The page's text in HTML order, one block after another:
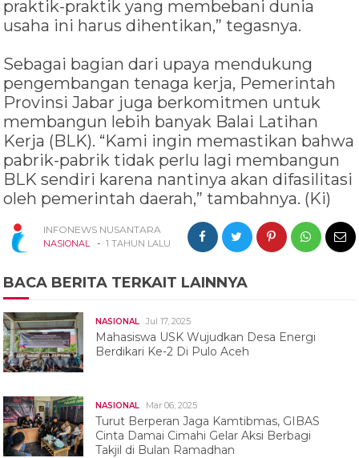
praktik-praktik yang membebani dunia
usaha ini harus dihentikan,” tegasnya.
Sebagai bagian dari upaya mendukung
pengembangan tenaga kerja, Pemerintah
Provinsi Jabar juga berkomitmen untuk
membangun lebih banyak Balai Latihan
Kerja (BLK). “Kami ingin memastikan bahwa
pabrik-pabrik tidak perlu lagi membangun
BLK sendiri karena nantinya akan difasilitasi
oleh pemerintah daerah,” tambahnya. (Ki)
INFONEWS NUSANTARA
NASIONAL - 1 TAHUN LALU
BACA BERITA TERKAIT LAINNYA
NASIONAL Jul 17, 2025
Mahasiswa USK Wujudkan Desa Energi
Berdikari Ke-2 Di Pulo Aceh
NASIONAL Mar 06, 2025
Turut Berperan Jaga Kamtibmas, GIBAS
Cinta Damai Cimahi Gelar Aksi Berbagi
Takjil di Bulan Ramadhan